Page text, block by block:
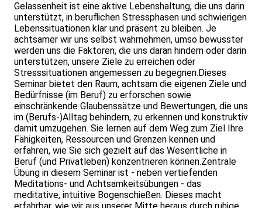
Gelassenheit ist eine aktive Lebenshaltung, die uns darin
unterstützt, in beruflichen Stressphasen und schwierigen
Lebenssituationen klar und präsent zu bleiben. Je
achtsamer wir uns selbst wahrnehmen, umso bewusster
werden uns die Faktoren, die uns daran hindern oder darin
unterstützen, unsere Ziele zu erreichen oder
Stresssituationen angemessen zu begegnen.Dieses
Seminar bietet den Raum, achtsam die eigenen Ziele und
Bedürfnisse (im Beruf) zu erforschen sowie
einschränkende Glaubenssätze und Bewertungen, die uns
im (Berufs-)Alltag behindern, zu erkennen und konstruktiv
damit umzugehen. Sie lernen auf dem Weg zum Ziel Ihre
Fähigkeiten, Ressourcen und Grenzen kennen und
erfahren, wie Sie sich gezielt auf das Wesentliche in
Beruf (und Privatleben) konzentrieren können.Zentrale
Übung in diesem Seminar ist - neben vertiefenden
Meditations- und Achtsamkeitsübungen - das
meditative, intuitive Bogenschießen. Dieses macht